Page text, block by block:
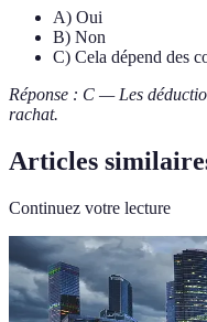
A) Oui
B) Non
C) Cela dépend des
Réponse : C — Les
rachat.
Articles
Continuez votre lecture